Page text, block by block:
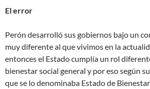
El error
Perón desarrolló sus gobiernos bajo un
muy diferente al que vivimos en la
entonces el Estado cumplía un rol
bienestar social general y por eso según
que se lo denominaba Estado de